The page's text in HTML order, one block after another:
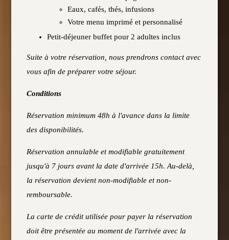
Eaux, cafés, thés, infusions
Votre menu imprimé et personnalisé
Petit-déjeuner buffet pour 2 adultes inclus
Suite à votre réservation, nous prendrons contact avec
vous afin de préparer votre séjour.
Conditions
Réservation minimum 48h à l'avance dans la limite
des disponibilités.
Réservation annulable et modifiable gratuitement
jusqu'à 7 jours avant la date d'arrivée 15h. Au-delà,
la réservation devient non-modifiable et non-
remboursable.
La carte de crédit utilisée pour payer la réservation
doit être présentée au moment de l'arrivée avec la